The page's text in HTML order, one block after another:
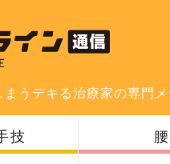
うデキる治療家の専門メ
技